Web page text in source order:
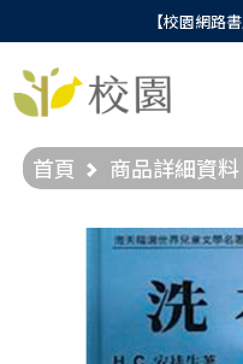
【校園網路
首頁 商品詳細資料